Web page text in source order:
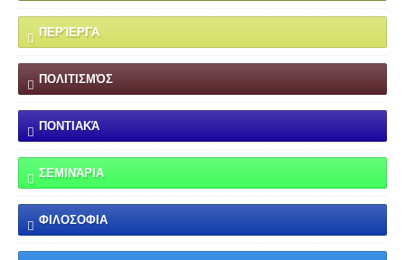
ΠΕΡΊΕΡΓΑ
ΠΟΛΙΤΙΣΜΌΣ
ΠΟΝΤΙΑΚΆ
ΣΕΜΙΝΆΡΙΑ
ΦΙΛΟΣΟΦΙΑ